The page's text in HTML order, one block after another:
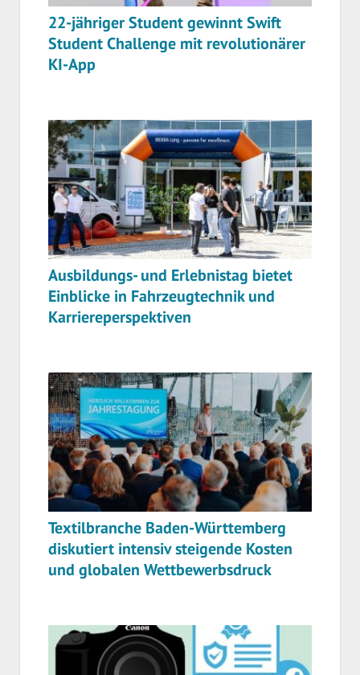
22-jähriger Student gewinnt Swift
Student Challenge mit revolutionärer
KI-App
Ausbildungs- und Erlebnistag bietet
Einblicke in Fahrzeugtechnik und
Karriereperspektiven
Textilbranche Baden-Württemberg
diskutiert intensiv steigende Kosten
und globalen Wettbewerbsdruck